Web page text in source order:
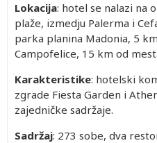
Lokacija: hotel se nalazi na
plaže, izmedju Palerma i
parka planina Madonia, 5
Campofelice, 15 km od
Karakteristike: hotelski
zgrade Fiesta Garden i
zajedničke sadržaje.
Sadržaj: 273 sobe, dva